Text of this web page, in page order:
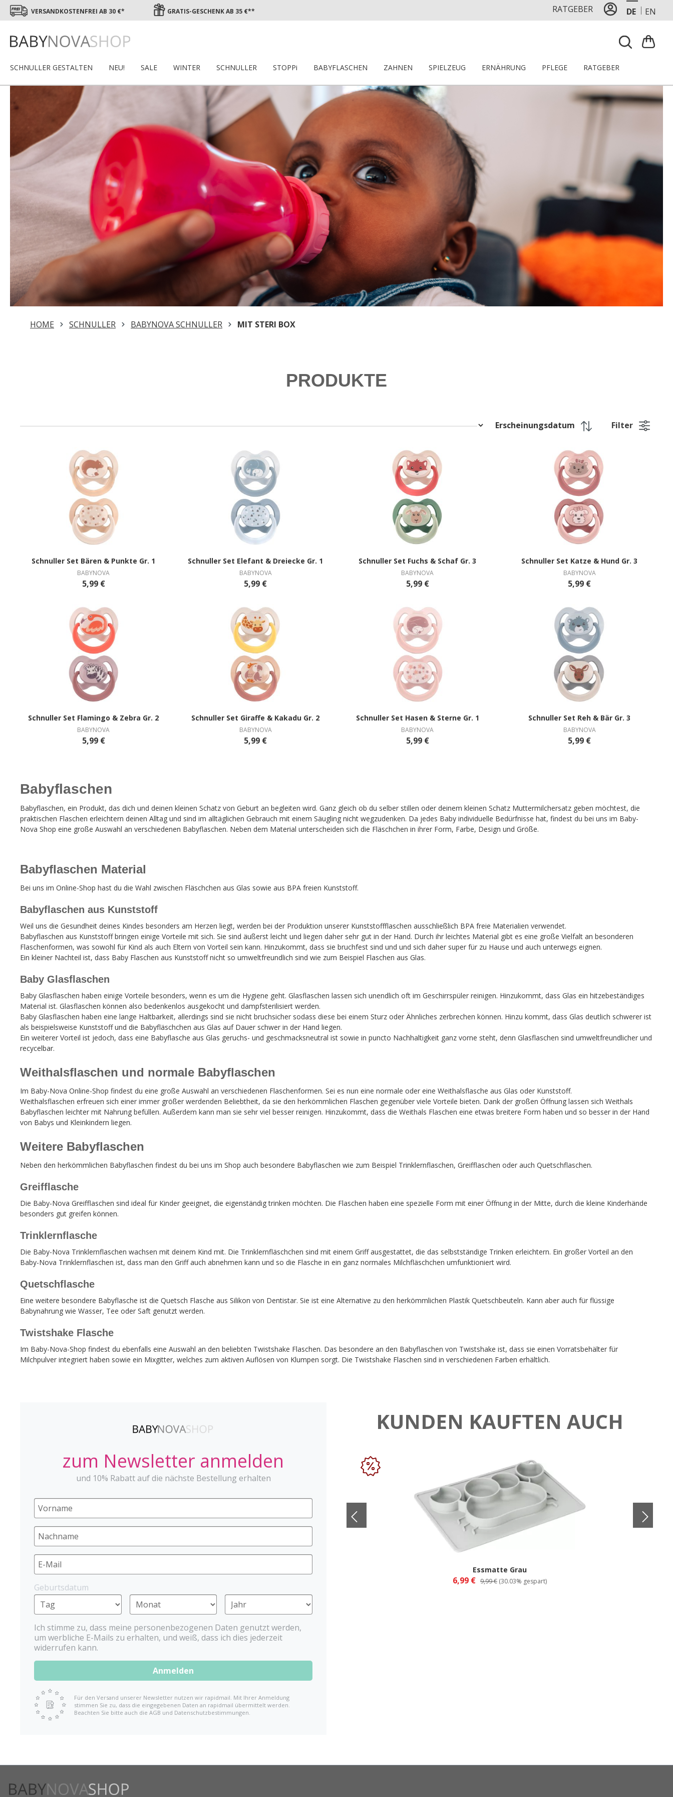
VERSANDKOSTENFREI AB 30 €* GRATIS-GESCHENK AB 35 €** RATGEBER DE EN
SCHNULLER GESTALTEN NEU! SALE WINTER SCHNULLER STOPPi BABYFLASCHEN ZAHNEN SPIELZEUG ERNÄHRUNG PFLEGE RATGEBER
HOME SCHNULLER BABYNOVA SCHNULLER MIT STERI BOX
PRODUKTE
Filter
Schnuller Set Bären & Punkte Gr. 1
BABYNOVA
5,99 €
Schnuller Set Elefant & Dreiecke Gr. 1
BABYNOVA
5,99 €
Schnuller Set Fuchs & Schaf Gr. 3
BABYNOVA
5,99 €
Schnuller Set Katze & Hund Gr. 3
BABYNOVA
5,99 €
Schnuller Set Flamingo & Zebra Gr. 2
BABYNOVA
5,99 €
Schnuller Set Giraffe & Kakadu Gr. 2
BABYNOVA
5,99 €
Schnuller Set Hasen & Sterne Gr. 1
BABYNOVA
5,99 €
Schnuller Set Reh & Bär Gr. 3
BABYNOVA
5,99 €
Babyflaschen
Babyflaschen, ein Produkt, das dich und deinen kleinen Schatz von Geburt an begleiten wird. Ganz gleich ob du selber stillen oder deinem kleinen Schatz Muttermilchersatz geben möchtest, die
praktischen Flaschen erleichtern deinen Alltag und sind im alltäglichen Gebrauch mit einem Säugling nicht wegzudenken. Da jedes Baby individuelle Bedürfnisse hat, findest du bei uns im Baby-
Nova Shop eine große Auswahl an verschiedenen Babyflaschen. Neben dem Material unterscheiden sich die Fläschchen in ihrer Form, Farbe, Design und Größe.
Babyflaschen Material
Bei uns im Online-Shop hast du die Wahl zwischen Fläschchen aus Glas sowie aus BPA freien Kunststoff.
Babyflaschen aus Kunststoff
Weil uns die Gesundheit deines Kindes besonders am Herzen liegt, werden bei der Produktion unserer Kunststoffflaschen ausschließlich BPA freie Materialien verwendet.
Babyflaschen aus Kunststoff bringen einige Vorteile mit sich. Sie sind äußerst leicht und liegen daher sehr gut in der Hand. Durch ihr leichtes Material gibt es eine große Vielfalt an besonderen
Flaschenformen, was sowohl für Kind als auch Eltern von Vorteil sein kann. Hinzukommt, dass sie bruchfest sind und und sich daher super für zu Hause und auch unterwegs eignen.
Ein kleiner Nachteil ist, dass Baby Flaschen aus Kunststoff nicht so umweltfreundlich sind wie zum Beispiel Flaschen aus Glas.
Baby Glasflaschen
Baby Glasflaschen haben einige Vorteile besonders, wenn es um die Hygiene geht. Glasflaschen lassen sich unendlich oft im Geschirrspüler reinigen. Hinzukommt, dass Glas ein hitzebeständiges
Material ist. Glasflaschen können also bedenkenlos ausgekocht und dampfsterilisiert werden.
Baby Glasflaschen haben eine lange Haltbarkeit, allerdings sind sie nicht bruchsicher sodass diese bei einem Sturz oder Ähnliches zerbrechen können. Hinzu kommt, dass Glas deutlich schwerer ist
als beispielsweise Kunststoff und die Babyfläschchen aus Glas auf Dauer schwer in der Hand liegen.
Ein weiterer Vorteil ist jedoch, dass eine Babyflasche aus Glas geruchs- und geschmacksneutral ist sowie in puncto Nachhaltigkeit ganz vorne steht, denn Glasflaschen sind umweltfreundlicher und
recycelbar.
Weithalsflaschen und normale Babyflaschen
Im Baby-Nova Online-Shop findest du eine große Auswahl an verschiedenen Flaschenformen. Sei es nun eine normale oder eine Weithalsflasche aus Glas oder Kunststoff.
Weithalsflaschen erfreuen sich einer immer größer werdenden Beliebtheit, da sie den herkömmlichen Flaschen gegenüber viele Vorteile bieten. Dank der großen Öffnung lassen sich Weithals
Babyflaschen leichter mit Nahrung befüllen. Außerdem kann man sie sehr viel besser reinigen. Hinzukommt, dass die Weithals Flaschen eine etwas breitere Form haben und so besser in der Hand
von Babys und Kleinkindern liegen.
Weitere Babyflaschen
Neben den herkömmlichen Babyflaschen findest du bei uns im Shop auch besondere Babyflaschen wie zum Beispiel Trinklernflaschen, Greifflaschen oder auch Quetschflaschen.
Greifflasche
Die Baby-Nova Greifflaschen sind ideal für Kinder geeignet, die eigenständig trinken möchten. Die Flaschen haben eine spezielle Form mit einer Öffnung in der Mitte, durch die kleine Kinderhände
besonders gut greifen können.
Trinklernflasche
Die Baby-Nova Trinklernflaschen wachsen mit deinem Kind mit. Die Trinklernfläschchen sind mit einem Griff ausgestattet, die das selbstständige Trinken erleichtern. Ein großer Vorteil an den
Baby-Nova Trinklernflaschen ist, dass man den Griff auch abnehmen kann und so die Flasche in ein ganz normales Milchfläschchen umfunktioniert wird.
Quetschflasche
Eine weitere besondere Babyflasche ist die Quetsch Flasche aus Silikon von Dentistar. Sie ist eine Alternative zu den herkömmlichen Plastik Quetschbeuteln. Kann aber auch für flüssige
Babynahrung wie Wasser, Tee oder Saft genutzt werden.
Twistshake Flasche
Im Baby-Nova-Shop findest du ebenfalls eine Auswahl an den beliebten Twistshake Flaschen. Das besondere an den Babyflaschen von Twistshake ist, dass sie einen Vorratsbehälter für
Milchpulver integriert haben sowie ein Mixgitter, welches zum aktiven Auflösen von Klumpen sorgt. Die Twistshake Flaschen sind in verschiedenen Farben erhältlich.
zum Newsletter anmelden
und 10% Rabatt auf die nächste Bestellung erhalten
Geburtsdatum
Ich stimme zu, dass meine personenbezogenen Daten genutzt werden,
um werbliche E-Mails zu erhalten, und weiß, dass ich dies jederzeit
widerrufen kann.
Anmelden
Für den Versand unserer Newsletter nutzen wir rapidmail. Mit Ihrer Anmeldung
stimmen Sie zu, dass die eingegebenen Daten an rapidmail übermittelt werden.
Beachten Sie bitte auch die AGB und Datenschutzbestimmungen.
KUNDEN KAUFTEN AUCH
Essmatte Grau
6,99 € 9,99 € (30.03% gespart)